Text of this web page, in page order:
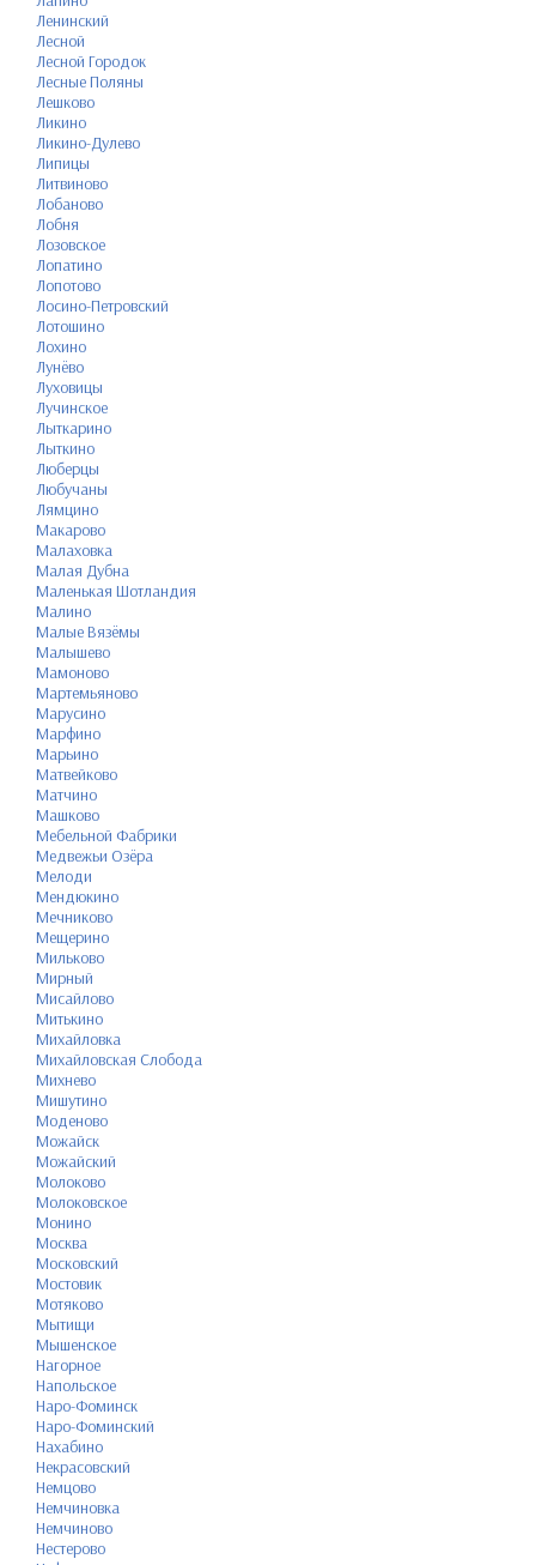
Ленинский
Лесной
Лесной Городок
Лесные Поляны
Лешково
Ликино
Ликино-Дулево
Липицы
Литвиново
Лобаново
Лобня
Лозовское
Лопатино
Лопотово
Лосино-Петровский
Лотошино
Лохино
Лунёво
Луховицы
Лучинское
Лыткарино
Лыткино
Люберцы
Любучаны
Лямцино
Макарово
Малаховка
Малая Дубна
Маленькая Шотландия
Малино
Малые Вязёмы
Малышево
Мамоново
Мартемьяново
Марусино
Марфино
Марьино
Матвейково
Матчино
Машково
Мебельной Фабрики
Медвежьи Озёра
Мелоди
Мендюкино
Мечниково
Мещерино
Мильково
Мирный
Мисайлово
Митькино
Михайловка
Михайловская Слобода
Михнево
Мишутино
Моденово
Можайск
Можайский
Молоково
Молоковское
Монино
Москва
Московский
Мостовик
Мотяково
Мытищи
Мышенское
Нагорное
Напольское
Наро-Фоминск
Наро-Фоминский
Нахабино
Некрасовский
Немцово
Немчиновка
Немчиново
Нестерово